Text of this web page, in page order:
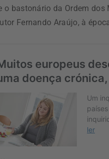
o bastonário da Ordem
Fernando Araújo, à